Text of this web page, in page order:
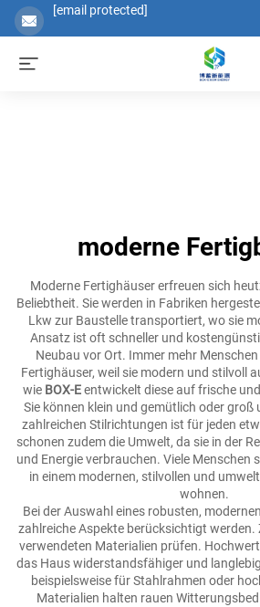
[email protected]
moderne
Moderne Fertighäuser erfreuen sich
Beliebtheit. Sie werden in Fabriken
Lkw zur Baustelle transportiert, wo sie
Ansatz ist oft schneller und
Neubau vor Ort. Immer mehr
Fertighäuser, weil sie modern und stilvoll
wie BOX-Eentwickelt diese auf frische
Sie können klein und gemütlich oder groß
zahlreichen Stilrichtungen ist für jeden
schonen zudem die Umwelt, da sie in der
und Energie verbrauchen. Viele Menschen
in einem modernen, stilvollen und
wohnen.
Bei der Auswahl eines robusten,
zahlreiche Aspekte berücksichtigt werden.
verwendeten Materialien prüfen.
das Haus widerstandsfähiger und
beispielsweise für Stahlrahmen oder
Materialien halten rauen